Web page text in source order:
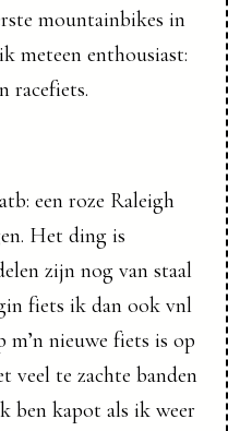
mountainbikes in
meteen enthousiast:
racefiets.
een roze Raleigh
Het ding is
zijn nog van staal
fiets ik dan ook vnl
m’n nieuwe fiets is op
veel te zachte banden
ben kapot als ik weer